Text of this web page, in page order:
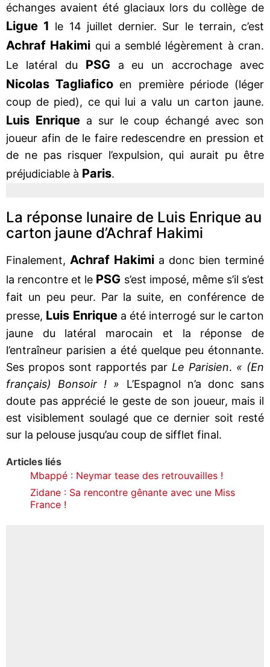
échanges avaient été glaciaux lors du collège de
Ligue 1 le 14 juillet dernier. Sur le terrain, c’est
Achraf Hakimi qui a semblé légèrement à cran.
Le latéral du PSG a eu un accrochage avec
Nicolas Tagliafico en première période (léger
coup de pied), ce qui lui a valu un carton jaune.
Luis Enrique a sur le coup échangé avec son
joueur afin de le faire redescendre en pression et
de ne pas risquer l’expulsion, qui aurait pu être
préjudiciable à Paris.
La réponse lunaire de Luis Enrique au
carton jaune d’Achraf Hakimi
Finalement, Achraf Hakimi a donc bien terminé
la rencontre et le PSG s’est imposé, même s’il s’est
fait un peu peur. Par la suite, en conférence de
presse, Luis Enrique a été interrogé sur le carton
jaune du latéral marocain et la réponse de
l’entraîneur parisien a été quelque peu étonnante.
Ses propos sont rapportés par Le Parisien. « (En
français) Bonsoir ! » L’Espagnol n’a donc sans
doute pas apprécié le geste de son joueur, mais il
est visiblement soulagé que ce dernier soit resté
sur la pelouse jusqu’au coup de sifflet final.
Articles liés
Mbappé : Neymar tease des retrouvailles !
Zidane : Sa rencontre gênante avec une Miss
France !